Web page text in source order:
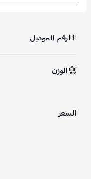
رقم الموديل
الوزن
السعر